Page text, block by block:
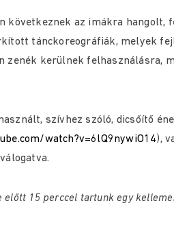
következnek az imákra hangolt,
tánckoreográfiák, melyek
zenék kerülnek felhasználásra,
szívhez szóló, dicsőítő
watch?v=6lQ9nywiO14),
előtt 15 perccel tartunk egy